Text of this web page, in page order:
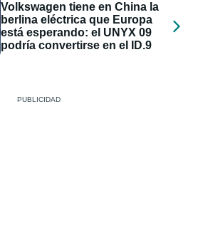
Volkswagen tiene en China la
berlina eléctrica que Europa
está esperando: el UNYX 09
podría convertirse en el ID.9